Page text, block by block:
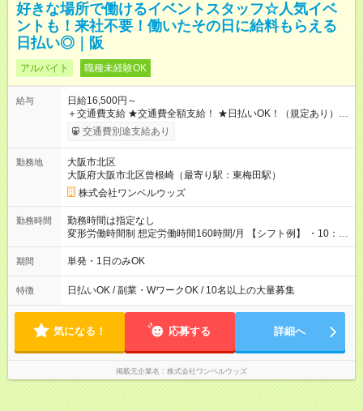
好きな場所で働けるイベントスタッフ☆人気イベ
ントも！来社不要！働いたその日に給料もらえる
日払い◎｜阪
アルバイト 職種未経験OK
給与
日給16,500円～
＋交通費支給 ★交通費全額支給！ ★日払いOK！（規定あり） ┗
働いたその日に現金GET♪ お仕事後はコンビニATMから 日払
交通費別途支給あり
勤務地
大阪市北区
大阪府大阪市北区曾根崎（最寄り駅：東梅田駅）
株式会社ワンベルウッズ
勤務時間
勤務時間は指定なし
変形労働時間制 想定労働時間160時間/月 【シフト例】 ・10：
00～20：00
期間 単発・1日のみOK
特徴 日払いOK / 副業・WワークOK / 10名以上の大量募集
気になる！ 応募する 詳細へ
掲載元企業名 株式会社ワンベルウッズ